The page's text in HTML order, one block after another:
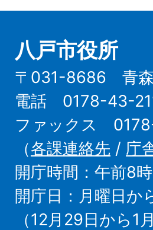
八戸市役所
〒031-8686 青森
電話 0178-43-
ファックス
（各課連絡先 / 庁
開庁時間：午前8
開庁日：月曜日か
（12月29日から1